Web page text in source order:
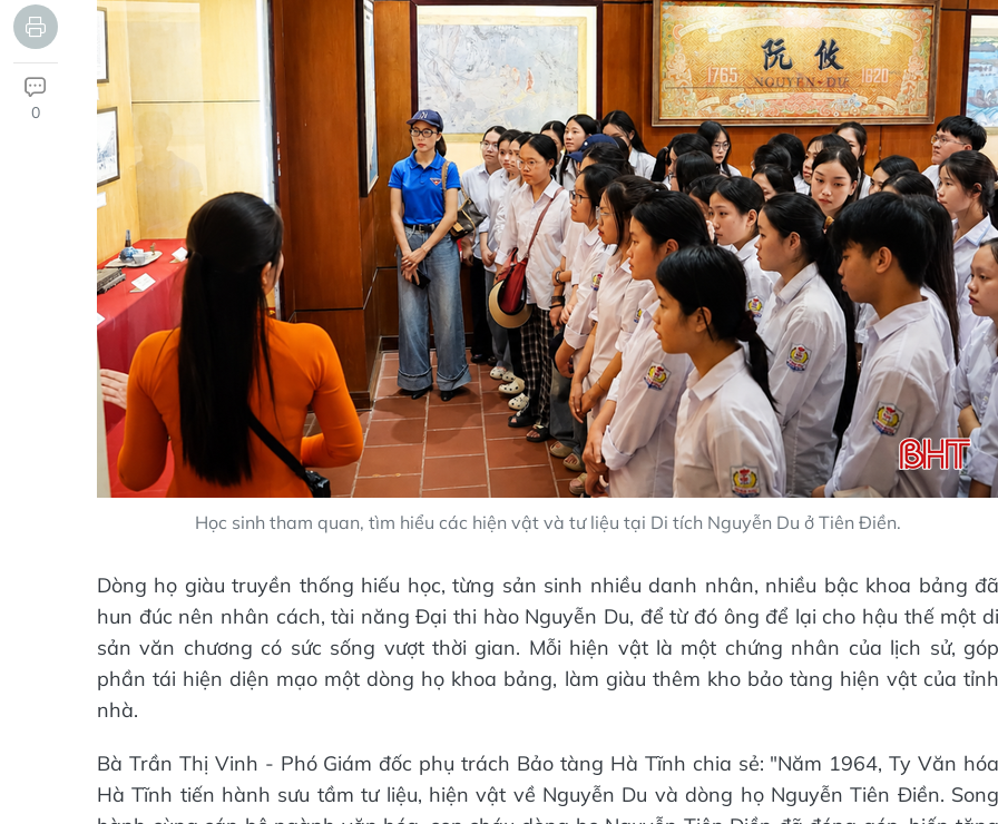
0
Học sinh tham quan, tìm hiểu các hiện vật và tư liệu tại Di tích Nguyễn Du ở Tiên Điền.
Dòng họ giàu truyền thống hiếu học, từng sản sinh nhiều danh nhân, nhiều bậc khoa bảng đã
hun đúc nên nhân cách, tài năng Đại thi hào Nguyễn Du, để từ đó ông để lại cho hậu thế một di
sản văn chương có sức sống vượt thời gian. Mỗi hiện vật là một chứng nhân của lịch sử, góp
phần tái hiện diện mạo một dòng họ khoa bảng, làm giàu thêm kho bảo tàng hiện vật của tỉnh
nhà.
Bà Trần Thị Vinh - Phó Giám đốc phụ trách Bảo tàng Hà Tĩnh chia sẻ: "Năm 1964, Ty Văn hóa
Hà Tĩnh tiến hành sưu tầm tư liệu, hiện vật về Nguyễn Du và dòng họ Nguyễn Tiên Điền. Song